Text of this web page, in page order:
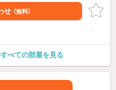
せ （無料）
べての部屋を見る